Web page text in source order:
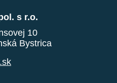
s r.o.
10
Bystrica